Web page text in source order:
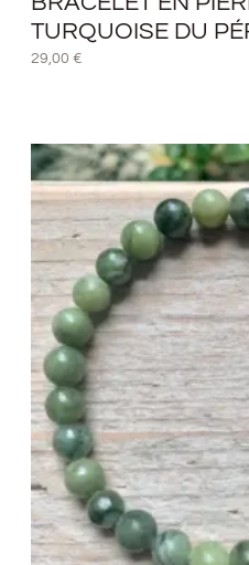
TURQUOISE DU
29,00 €
Plage
de
prix :
14,00 €
à
18,00 €